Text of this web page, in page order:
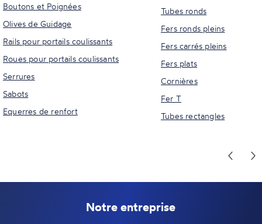
Boutons et Poignées
Olives de Guidage
Rails pour portails coulissants
Roues pour portails coulissants
Serrures
Sabots
Equerres de renfort
Tubes ronds
Fers ronds pleins
Fers carrés pleins
Fers plats
Cornières
Fer T
Tubes rectangles
Notre entreprise